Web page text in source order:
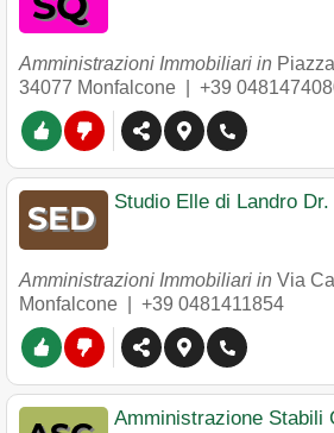
Amministrazioni Immobiliari in
34077 Monfalcone +39
Studio Elle di Landro
Amministrazioni Immobiliari in Via
Monfalcone
+39 0481411854
Amministrazione Stabili